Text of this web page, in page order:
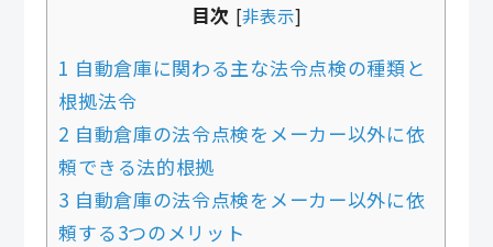
目次 [非表示]
1 自動倉庫に関わる主な法令点検の種類と
根拠法令
2 自動倉庫の法令点検をメーカー以外に依
頼できる法的根拠
3 自動倉庫の法令点検をメーカー以外に依
頼する3つのメリット